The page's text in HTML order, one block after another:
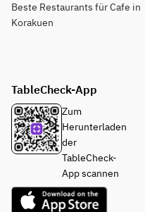
Beste Restaurants für Cafe in
Korakuen
TableCheck-App
Zum
Herunterladen
der
TableCheck-
App scannen